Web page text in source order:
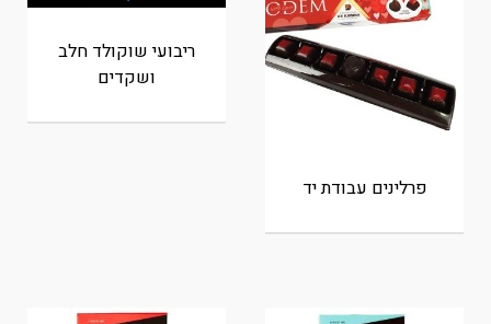
פרלינים עבודת יד
ריבועי שוקולד חלב
ושקדים